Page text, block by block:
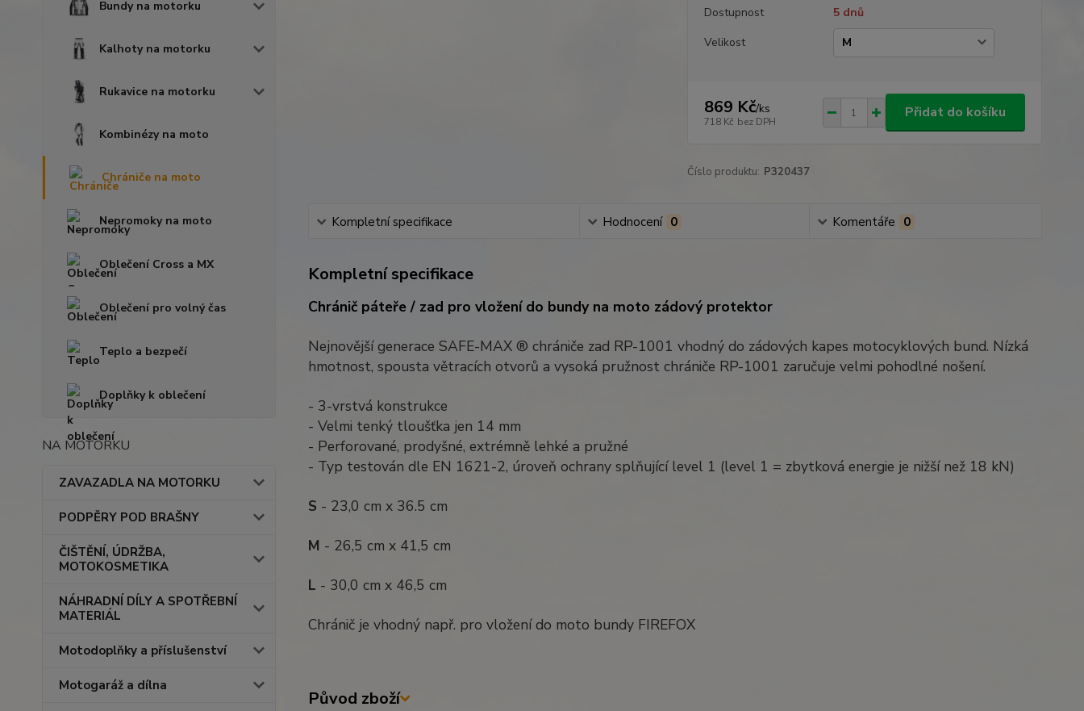
Bundy na motorku
Kalhoty na motorku
Rukavice na motorku
Kombinézy na moto
Chrániče na moto
Nepromoky na moto
Oblečení Cross a MX
Oblečení pro volný čas
Teplo a bezpečí
Doplňky k oblečení
NA MOTORKU
ZAVAZADLA NA MOTORKU
PODPĚRY POD BRAŠNY
ČIŠTĚNÍ, ÚDRŽBA,
MOTOKOSMETIKA
NÁHRADNÍ DÍLY A SPOTŘEBNÍ
MATERIÁL
Motodoplňky a příslušenství
Motogaráž a dílna
Dostupnost
5 dnů
Velikost
869 Kč/ks
718 Kč bez DPH
Přidat do košíku
Číslo produktu: P320437
Kompletní specifikace Hodnocení 0 Komentáře 0
Kompletní specifikace
Chránič páteře / zad pro vložení do bundy na moto zádový protektor
Nejnovější generace SAFE-MAX ® chrániče zad RP-1001 vhodný do zádových kapes motocyklových bund. Nízká
hmotnost, spousta větracích otvorů a vysoká pružnost chrániče RP-1001 zaručuje velmi pohodlné nošení.
- 3-vrstvá konstrukce
- Velmi tenký tloušťka jen 14 mm
- Perforované, prodyšné, extrémně lehké a pružné
- Typ testován dle EN 1621-2, úroveň ochrany splňující level 1 (level 1 = zbytková energie je nižší než 18 kN)
S - 23,0 cm x 36.5 cm
M - 26,5 cm x 41,5 cm
L - 30,0 cm x 46,5 cm
Chránič je vhodný např. pro vložení do moto bundy FIREFOX
Původ zboží